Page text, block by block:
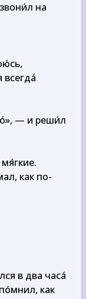
на
— и реши́л
как по-
в два часа́
как